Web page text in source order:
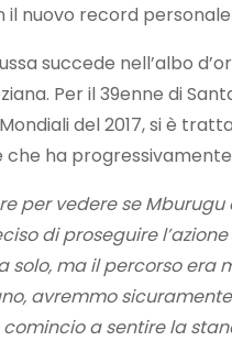
record personale
succede nell’albo
Per il 39enne di
Mondiali del 2017, si è
ha
per vedere se Mburugu
di proseguire l’azione
ma il percorso era
avremmo
a sentire la